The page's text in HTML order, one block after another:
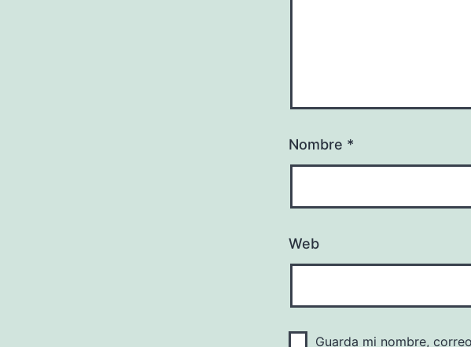
Nombre *
Web
Guarda mi nombre,